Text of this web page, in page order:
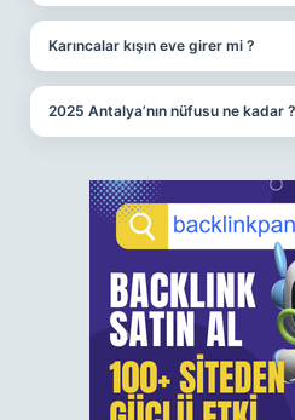
Karıncalar kışın eve girer mi ?
2025 Antalya’nın nüfusu ne kadar ?